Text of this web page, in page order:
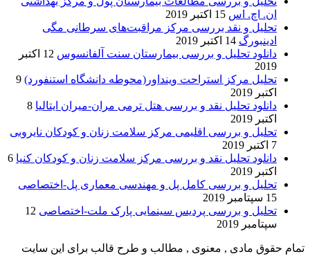
ان. اچ. اس 15 اکتبر 2019
تحلیل و نقد بررسی مرکز مراقبت‌های سرطانی مگی
ادینبورگ 14 اکتبر 2019
دانلود تحلیل و بررسی بیمارستان سنت آلفانسوس
12 اکتبر
2019
تحلیل مرکز استراحت وینداور(محوطه دانشگاه استنفورد) 9
اکتبر 2019
دانلود تحلیل نقد و بررسی هتل ترمی مران-میران ایتالیا 8
اکتبر 2019
تحلیل و بررسی اقلیمی مرکز سلامت زنان و کودکان نایروبی
7 اکتبر 2019
دانلود تحلیل نقد و بررسی مرکز سلامت زنان و کودکان کنیا 6
اکتبر 2019
تحلیل و بررسی کامل پل و مهندسی معماری پل-اختصاصی
15 سپتامبر 2019
تحلیل و بررسی پردیس سینمایی پارک ملت-اختصاصی 12
سپتامبر 2019
تمام حقوق مادی , معنوی , مطالب و طرح قالب برای این سایت